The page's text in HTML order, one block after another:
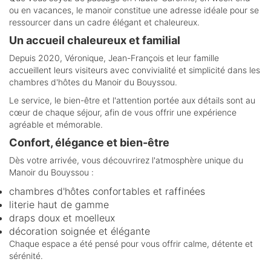
ou en vacances, le manoir constitue une adresse idéale pour se
ressourcer dans un cadre élégant et chaleureux.
Un accueil chaleureux et familial
Depuis 2020, Véronique, Jean-François et leur famille
accueillent leurs visiteurs avec convivialité et simplicité dans les
chambres d'hôtes du Manoir du Bouyssou.
Le service, le bien-être et l'attention portée aux détails sont au
cœur de chaque séjour, afin de vous offrir une expérience
agréable et mémorable.
Confort, élégance et bien-être
Dès votre arrivée, vous découvrirez l'atmosphère unique du
Manoir du Bouyssou :
chambres d'hôtes confortables et raffinées
literie haut de gamme
draps doux et moelleux
décoration soignée et élégante
Chaque espace a été pensé pour vous offrir calme, détente et
sérénité.